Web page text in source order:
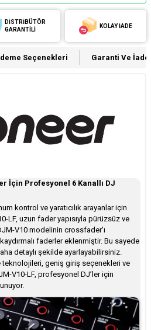
DİSTRİBÜTÖR
GARANTİLİ
KOLAY İADE
Seçenekleri Garanti Ve İade
İçin Profesyonel 6 Kanallı DJ
kontrol ve yaratıcılık arayanlar için
LF, uzun fader yapısıyla pürüzsüz ve
V10 modelinin crossfader'ı
faderler eklenmiştir. Bu sayede
detaylı şekilde ayarlayabilirsiniz.
geniş giriş seçenekleri ve
V10-LF, profesyonel DJ’ler için